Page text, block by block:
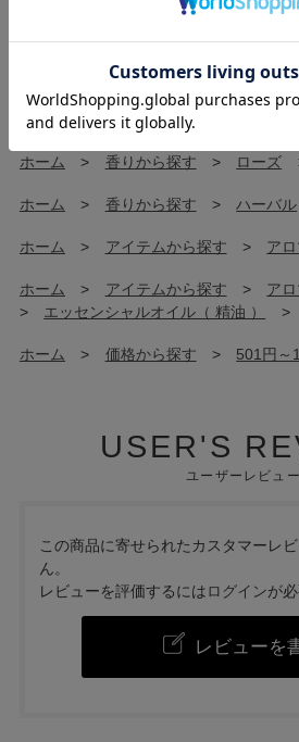
ホーム > ORIGINAL
ホーム > 香りから探す > ローズ
ホーム > 香りから探す > ハーバル
ホーム > アイテムから探す > ア
ホーム > アイテムから探す >
ア
>
エッセンシャルオイル（ 精油 ） >
ホーム > 価格から探す > 501円～
USER'S
ユーザーレビュー
この商品に寄せられたカスタマーレ
ん。
レビューを評価するにはログインが必
レビューを